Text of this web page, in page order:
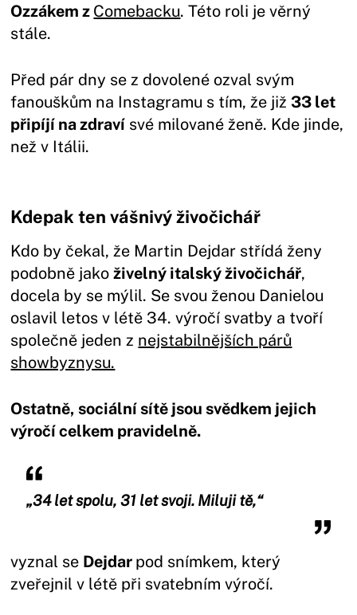
Ozzákem z Comebacku. Této roli je věrný
stále.
Před pár dny se z dovolené ozval svým
fanouškům na Instagramu s tím, že již 33 let
připíjí na zdraví své milované ženě. Kde jinde,
než v Itálii.
Kdepak ten vášnivý živočichář
Kdo by čekal, že Martin Dejdar střídá ženy
podobně jakoživelný italský živočichář,
docela by se mýlil. Se svou ženou Danielou
oslavil letos v létě 34. výročí svatby a tvoří
společně jeden z nejstabilnějších párů
showbyznysu.
Ostatně, sociální sítě jsou svědkem jejich
výročí celkem pravidelně.
„34 let spolu, 31 let svoji. Miluji tě,“
vyznal se Dejdar pod snímkem, který
zveřejnil v létě při svatebním výročí.